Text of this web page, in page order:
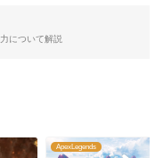
について解説
ApexLegends